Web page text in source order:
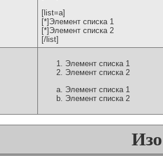
[list=a]
[*]Элемент списка 1
[*]Элемент списка 2
[/list]
Элемент списка 1
Элемент списка 2
Элемент списка 1
Элемент списка 2